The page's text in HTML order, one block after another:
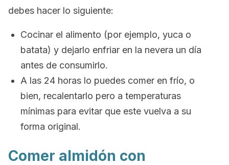
debes hacer lo siguiente:
Cocinar el alimento (por ejemplo, yuca o
batata) y dejarlo enfriar en la nevera un día
antes de consumirlo.
A las 24 horas lo puedes comer en frío, o
bien, recalentarlo pero a temperaturas
mínimas para evitar que este vuelva a su
forma original.
Comer almidón con